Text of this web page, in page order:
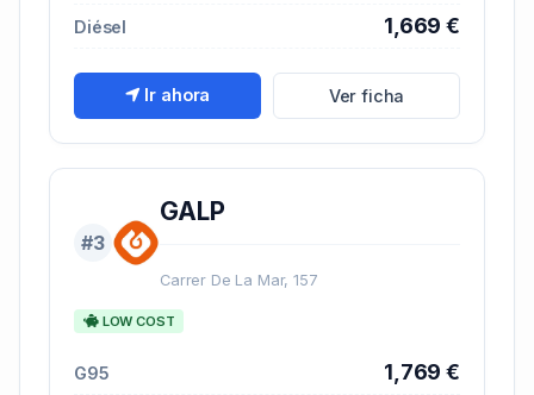
Diésel 1,669 €
Ir ahora Ver ficha
#3
GALP
Carrer De La Mar, 157
LOW COST
G95 1,769 €